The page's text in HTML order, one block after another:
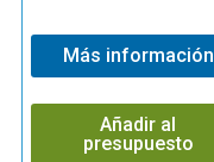
Más información
Añadir al
presupuesto